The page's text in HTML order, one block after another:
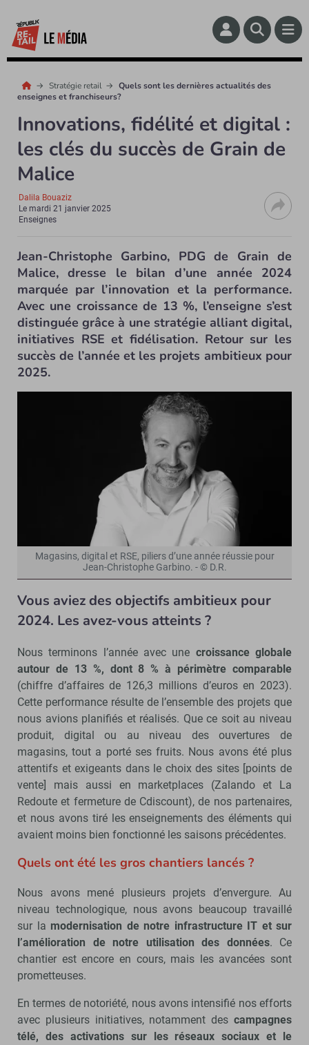
Stratégie retail
Quels sont les dernières actualités des
enseignes et franchiseurs?
Innovations, fidélité et digital :
les clés du succès de Grain de
Malice
Dalila Bouaziz
Lemardi 21 janvier 2025
Enseignes
Jean-Christophe Garbino, PDG de Grain de
Malice, dresse le bilan d’une année 2024
marquée par l’innovation et la performance.
Avec une croissance de 13 %, l’enseigne s’est
distinguée grâce à une stratégie alliant digital,
initiatives RSE et fidélisation. Retour sur les
succès de l’année et les projets ambitieux pour
2025.
Magasins, digital et RSE, piliers d’une année réussie pour
Jean-Christophe Garbino. - © D.R.
Vous aviez des objectifs ambitieux pour
2024. Les avez-vous atteints ?
Nous terminons l’année avec une croissance globale
autour de 13 %, dont 8 % à périmètre comparable
(chiffre d’affaires de 126,3 millions d’euros en 2023).
Cette performance résulte de l’ensemble des projets que
nous avions planifiés et réalisés. Que ce soit au niveau
produit, digital ou au niveau des ouvertures de
magasins, tout a porté ses fruits. Nous avons été plus
attentifs et exigeants dans le choix des sites [points de
vente] mais aussi en marketplaces (Zalando et La
Redoute et fermeture de Cdiscount), de nos partenaires,
et nous avons tiré les enseignements des éléments qui
avaient moins bien fonctionné les saisons précédentes.
Quels ont été les gros chantiers lancés ?
Nous avons mené plusieurs projets d’envergure. Au
niveau technologique, nous avons beaucoup travaillé
sur la modernisation de notre infrastructure IT et sur
l’amélioration de notre utilisation des données. Ce
chantier est encore en cours, mais les avancées sont
prometteuses.
En termes de notoriété, nous avons intensifié nos efforts
avec plusieurs initiatives, notamment des campagnes
télé, des activations sur les réseaux sociaux et le